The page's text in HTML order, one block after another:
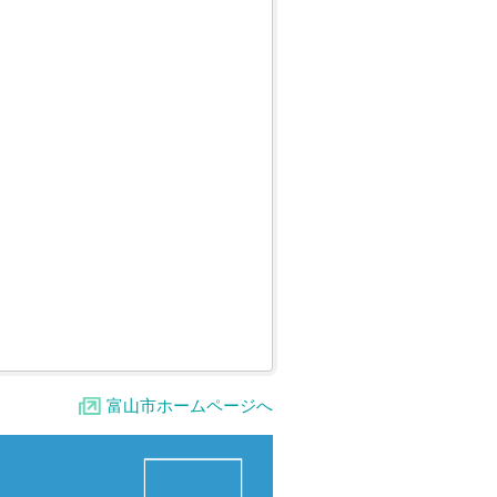
富山市ホームページへ